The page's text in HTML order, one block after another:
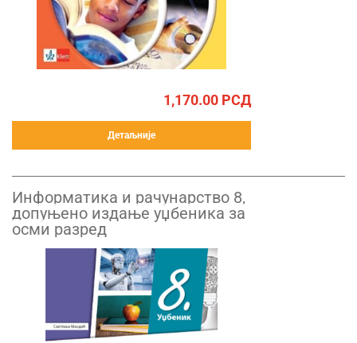
1,170.00 РСД
Детаљније
Информатика и рачунарство 8,
допуњено издање уџбеника за
осми разред